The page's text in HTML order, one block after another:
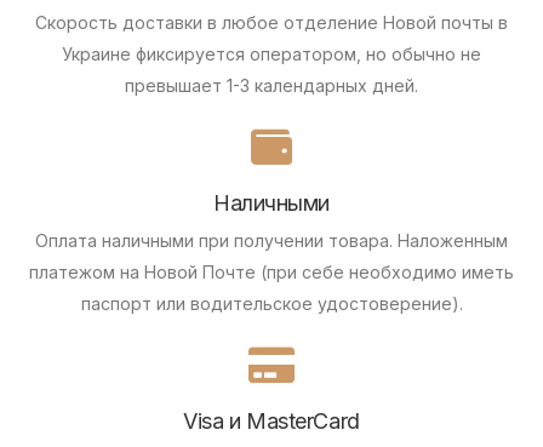
Скорость доставки в любое отделение Новой почты в
Украине фиксируется оператором, но обычно не
превышает 1-3 календарных дней.
Наличными
Оплата наличными при получении товара. Наложенным
платежом на Новой Почте (при себе необходимо иметь
паспорт или водительское удостоверение).
Visa и MasterCard